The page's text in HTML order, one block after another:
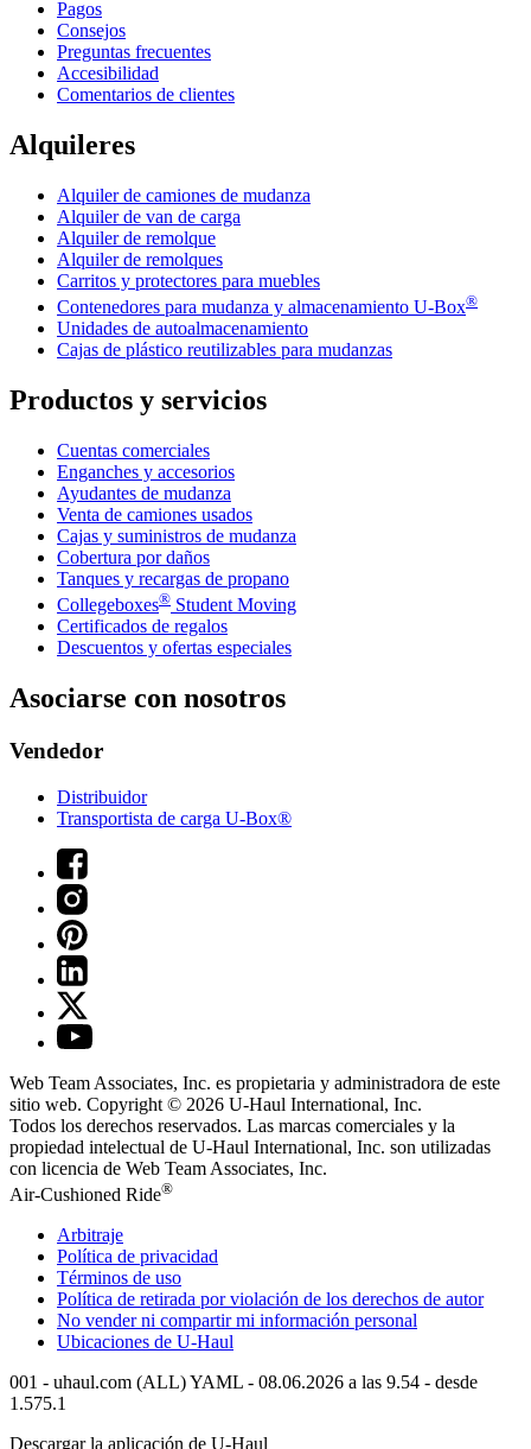
Pagos
Consejos
Preguntas frecuentes
Accesibilidad
Comentarios de clientes
Alquileres
Alquiler de camiones de mudanza
Alquiler de van de carga
Alquiler de remolque
Alquiler de remolques
Carritos y protectores para muebles
Contenedores para mudanza y almacenamiento U-Box®
Unidades de autoalmacenamiento
Cajas de plástico reutilizables para mudanzas
Productos y servicios
Cuentas comerciales
Enganches y accesorios
Ayudantes de mudanza
Venta de camiones usados
Cajas y suministros de mudanza
Cobertura por daños
Tanques y recargas de propano
Collegeboxes® Student Moving
Certificados de regalos
Descuentos y ofertas especiales
Asociarse con nosotros
Vendedor
Distribuidor
Transportista de carga U-Box®
Web Team Associates, Inc. es propietaria y administradora de este
sitio web. Copyright © 2026 U-Haul International, Inc.
Todos los derechos reservados. Las marcas comerciales y la
propiedad intelectual de U-Haul International, Inc. son utilizadas
con licencia de Web Team Associates, Inc.
Air-Cushioned Ride®
Arbitraje
Política de privacidad
Términos de uso
Política de retirada por violación de los derechos de autor
No vender ni compartir mi información personal
Ubicaciones de U-Haul
001 - uhaul.com (ALL) YAML - 08.06.2026 a las 9.54 - desde
1.575.1
Descargar la aplicación de U-Haul